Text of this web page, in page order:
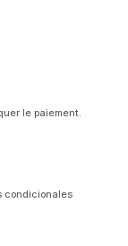
le paiement.
condicionales